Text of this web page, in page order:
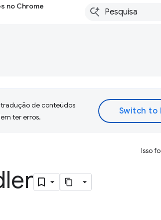
no Chrome
de conteúdos
ter erros.
Isso